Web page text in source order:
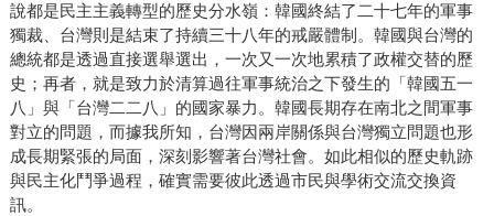
說都是民主主義轉型的歷史分水嶺：韓國終結了二十七年的軍事
獨裁、台灣則是結束了持續三十八年的戒嚴體制。韓國與台灣的
總統都是透過直接選舉選出，一次又一次地累積了政權交替的歷
史；再者，就是致力於清算過往軍事統治之下發生的「韓國五一
八」與「台灣二二八」的國家暴力。韓國長期存在南北之間軍事
對立的問題，而據我所知，台灣因兩岸關係與台灣獨立問題也形
成長期緊張的局面，深刻影響著台灣社會。如此相似的歷史軌跡
與民主化鬥爭過程，確實需要彼此透過市民與學術交流交換資
訊。